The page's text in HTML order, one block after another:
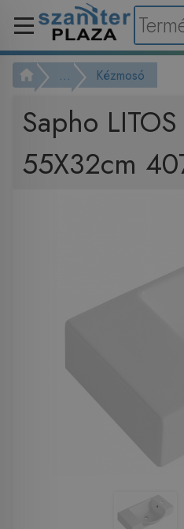
... Kézmosó
Sapho
55X32cm